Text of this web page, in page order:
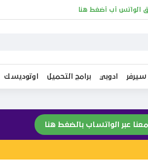
الواتس أب أضغط هنا
سيرفر ادوبي برامج التحميل اوتوديسك
عبر الواتساب بالضغط هنا